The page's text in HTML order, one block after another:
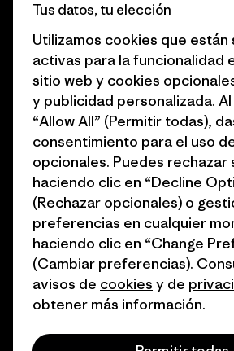
Business Unusual
Objetivos climáticos
1% for the Planet
Cómo financiamos
Tarjetas regalo
Encuentra una tienda
Empleo
Prensa
Programa
del sector
Programa
Mapa del
España
© 2026 Patagonia, Inc. Todos los derechos
Tus datos, tu elección
Utilizamos cookies que están
activas para la funcionalidad
sitio web y cookies
y publicidad personalizada.
“Allow All” (Permitir todas),
consentimiento para el uso
opcionales. Puedes rechazar
haciendo clic en “Decline
(Rechazar opcionales) o
preferencias en cualquier
haciendo clic en “Change
(Cambiar preferencias).
avisos de cookies y de
obtener más información.